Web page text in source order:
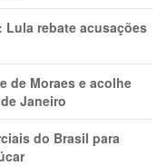
rebate acusações
de Moraes e acolhe
Janeiro
do Brasil para